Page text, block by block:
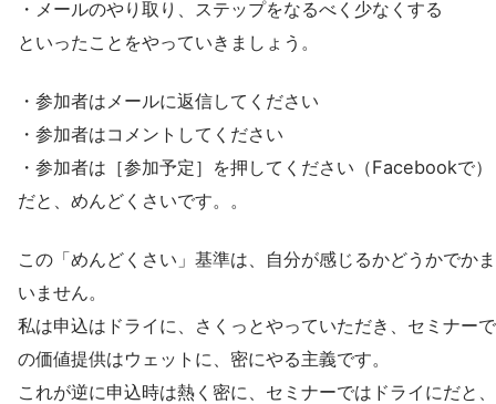
・メールのやり取り、ステップをなるべく少なくする
といったことをやっていきましょう。
・参加者はメールに返信してください
・参加者はコメントしてください
・参加者は［参加予定］を押してください（Facebookで）
だと、めんどくさいです。。
この「めんどくさい」基準は、自分が感じるかどうかでかま
いません。
私は申込はドライに、さくっとやっていただき、セミナーで
の価値提供はウェットに、密にやる主義です。
これが逆に申込時は熱く密に、セミナーではドライにだと、